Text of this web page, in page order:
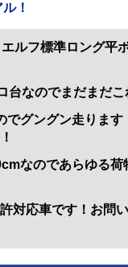
！
ルフ標準ロング平
台なのでまだまだこ
でグングン走ります
なのであらゆる荷
対応車です！お問